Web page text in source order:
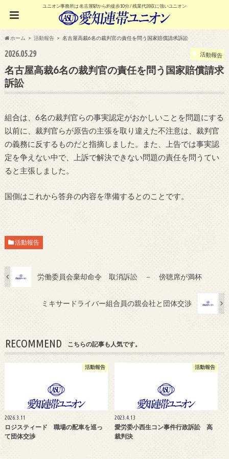
ユニオン事務所は 名古屋駅から約徒歩10分 / 残業代回収に強いユニオン
ホーム 活動報告 名古屋高裁6名の裁判官の責任を問う国家賠償請求訴訟
2026.05.29 活動報告
名古屋高裁6名の裁判官の責任を問う国家賠償請求
訴訟
組合は、6名の裁判官らの事実認定がおかしいことを問題にする
以前に、裁判官らが原告の主張を取り違えた不注意は、裁判官
の義務に反するものだと指摘しました。また、上告では事実認
定を争えない中で、上訴で解決できない問題の責任を問うてい
ると主張しました。
国側はこれから答弁の内容を準備するとのことです。
活動報告
労働委員会棄却命令 取消訴訟 － 傍聴席が満杯
ミキサードライバー組合員の親会社と団体交渉
RECOMMEND こちらの記事も人気です。
活動報告
2026.3.11
ロジスティード 職場の配車を巡っ
て団体交渉
活動報告
2023.4.13
愛労委小西生コン事件行政訴訟 高
裁判決